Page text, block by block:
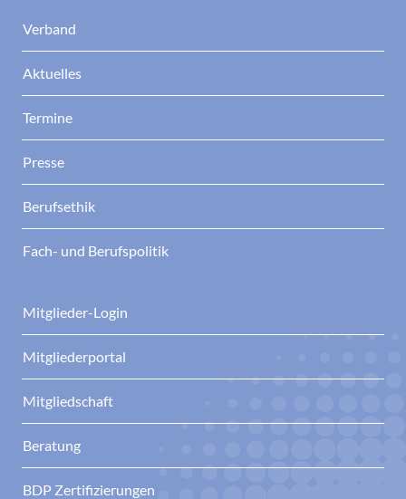
Verband
Aktuelles
Termine
Presse
Berufsethik
Fach- und Berufspolitik
Mitglieder-Login
Mitgliederportal
Mitgliedschaft
Beratung
BDP Zertifizierungen